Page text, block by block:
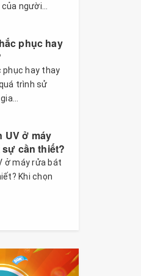
người...
phục hay
phục hay thay
trình sử
UV ở máy
cần thiết?
ở máy rửa bát
Khi chọn